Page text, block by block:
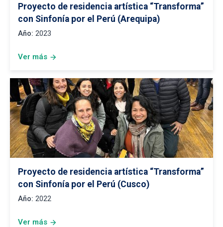
Proyecto de residencia artística “Transforma”
con Sinfonía por el Perú (Arequipa)
Año: 2023
Ver más arrow_forward
Proyecto de residencia artística “Transforma”
con Sinfonía por el Perú (Cusco)
Año: 2022
Ver más arrow_forward